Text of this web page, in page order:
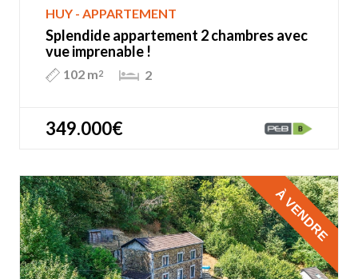
HUY - APPARTEMENT
Splendide appartement 2 chambres avec
vue imprenable !
102 m2 2
349.000€
À VENDRE